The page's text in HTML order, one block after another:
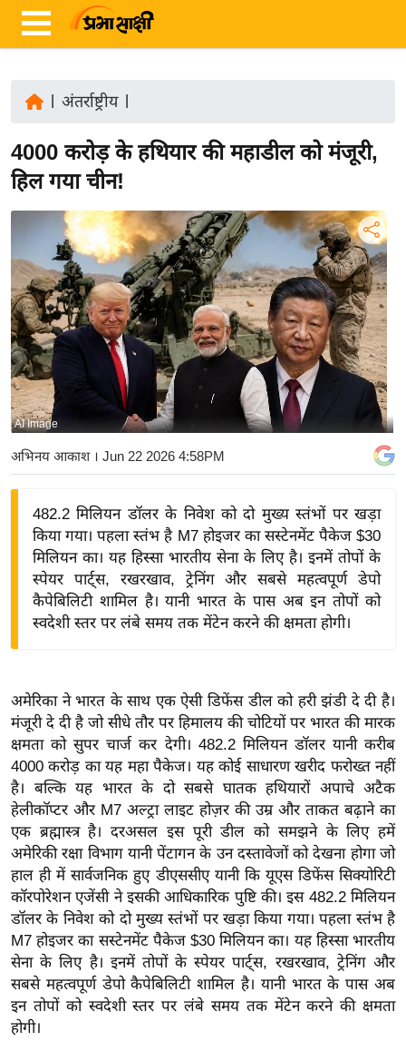
ज़ा
ख
रा
ष्ट्री
य
अं
त
र्रा
ष्ट्री
य
बि
ज़
द्यो
वि
शे
ष
ज्ञ
रा
य
ब
ज
ट
खे
ल
क्रि
के
ट
अंतर्राष्ट्रीय|
4000 करोड़ के हथियार की महाडील को मंजूरी,
हिल गया चीन!
AI Image
अभिनय आकाश। Jun 22 2026 4:58PM
482.2 मिलियन डॉलर के निवेश को दो मुख्य स्तंभों पर खड़ा
किया गया। पहला स्तंभ है M7 होइजर का सस्टेनमेंट पैकेज $30
मिलियन का। यह हिस्सा भारतीय सेना के लिए है। इनमें तोपों के
स्पेयर पार्ट्स, रखरखाव, ट्रेनिंग और सबसे महत्वपूर्ण डेपो
कैपेबिलिटी शामिल है। यानी भारत के पास अब इन तोपों को
स्वदेशी स्तर पर लंबे समय तक मेंटेन करने की क्षमता होगी।
अमेरिका ने भारत के साथ एक ऐसी डिफेंस डील को हरी झंडी दे दी है।
मंजूरी दे दी है जो सीधे तौर पर हिमालय की चोटियों पर भारत की मारक
क्षमता को सुपर चार्ज कर देगी। 482.2 मिलियन डॉलर यानी करीब
4000 करोड़ का यह महा पैकेज। यह कोई साधारण खरीद फरोख्त नहीं
है। बल्कि यह भारत के दो सबसे घातक हथियारों अपाचे अटैक
हेलीकॉप्टर और M7 अल्ट्रा लाइट होज़र की उम्र और ताकत बढ़ाने का
एक ब्रह्मास्त्र है। दरअसल इस पूरी डील को समझने के लिए हमें
अमेरिकी रक्षा विभाग यानी पेंटागन के उन दस्तावेजों को देखना होगा जो
हाल ही में सार्वजनिक हुए डीएससीए यानी कि यूएस डिफेंस सिक्योरिटी
कॉरपोरेशन एजेंसी ने इसकी आधिकारिक पुष्टि की। इस 482.2 मिलियन
डॉलर के निवेश को दो मुख्य स्तंभों पर खड़ा किया गया। पहला स्तंभ है
M7 होइजर का सस्टेनमेंट पैकेज $30 मिलियन का। यह हिस्सा भारतीय
सेना के लिए है। इनमें तोपों के स्पेयर पार्ट्स, रखरखाव, ट्रेनिंग और
सबसे महत्वपूर्ण डेपो कैपेबिलिटी शामिल है। यानी भारत के पास अब
इन तोपों को स्वदेशी स्तर पर लंबे समय तक मेंटेन करने की क्षमता
होगी।